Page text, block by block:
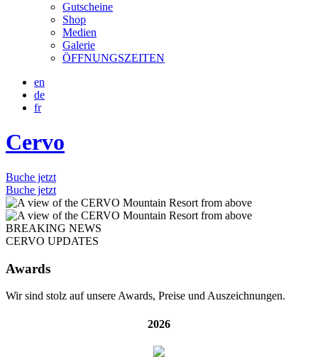
Gutscheine
Shop
Medien
Galerie
ÖFFNUNGSZEITEN
en
de
fr
Cervo
Buche jetzt
Buche jetzt
BREAKING NEWS
CERVO UPDATES
Awards
Wir sind stolz auf unsere Awards, Preise und Auszeichnungen.
2026